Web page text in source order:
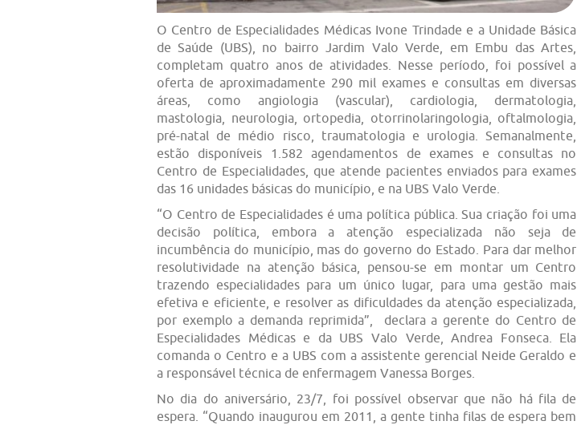
O Centro de Especialidades Médicas Ivone Trindade e a Unidade Básica
de Saúde (UBS), no bairro Jardim Valo Verde, em Embu das Artes,
completam quatro anos de atividades. Nesse período, foi possível a
oferta de aproximadamente 290 mil exames e consultas em diversas
áreas, como angiologia (vascular), cardiologia, dermatologia,
mastologia, neurologia, ortopedia, otorrinolaringologia, oftalmologia,
pré-natal de médio risco, traumatologia e urologia. Semanalmente,
estão disponíveis 1.582 agendamentos de exames e consultas no
Centro de Especialidades, que atende pacientes enviados para exames
das 16 unidades básicas do município, e na UBS Valo Verde.
“O Centro de Especialidades é uma política pública. Sua criação foi uma
decisão política, embora a atenção especializada não seja de
incumbência do município, mas do governo do Estado. Para dar melhor
resolutividade na atenção básica, pensou-se em montar um Centro
trazendo especialidades para um único lugar, para uma gestão mais
efetiva e eficiente, e resolver as dificuldades da atenção especializada,
por exemplo a demanda reprimida”, declara a gerente do Centro de
Especialidades Médicas e da UBS Valo Verde, Andrea Fonseca. Ela
comanda o Centro e a UBS com a assistente gerencial Neide Geraldo e
a responsável técnica de enfermagem Vanessa Borges.
No dia do aniversário, 23/7, foi possível observar que não há fila de
espera. “Quando inaugurou em 2011, a gente tinha filas de espera bem